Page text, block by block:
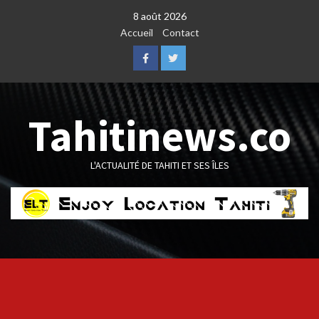
8 août 2026
Accueil
Contact
FacebookTwitter
Tahitinews.co
L'ACTUALITÉ DE TAHITI ET SES ÎLES